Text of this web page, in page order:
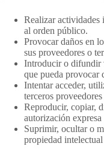
Realizar actividades
al orden público.
Provocar daños en
sus proveedores o
Introducir o difundir
que pueda provocar
Intentar acceder,
terceros
Reproducir, copiar,
autorización expresa
Suprimir, ocultar o
propiedad